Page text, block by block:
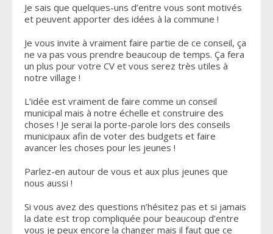
Je sais que quelques-uns d’entre vous sont motivés
et peuvent apporter des idées à la commune !
Je vous invite à vraiment faire partie de ce conseil, ça
ne va pas vous prendre beaucoup de temps. Ça fera
un plus pour votre CV et vous serez très utiles à
notre village !
L’idée est vraiment de faire comme un conseil
municipal mais à notre échelle et construire des
choses ! Je serai la porte-parole lors des conseils
municipaux afin de voter des budgets et faire
avancer les choses pour les jeunes !
Parlez-en autour de vous et aux plus jeunes que
nous aussi !
Si vous avez des questions n’hésitez pas et si jamais
la date est trop compliquée pour beaucoup d’entre
vous je peux encore la changer mais il faut que ce